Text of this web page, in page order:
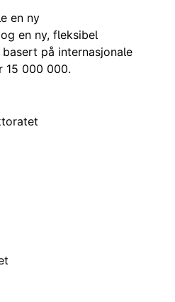
en ny
en ny, fleksibel
på internasjonale
15 000 000.